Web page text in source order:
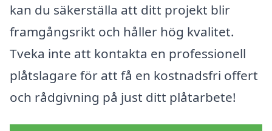
kan du säkerställa att ditt projekt blir
framgångsrikt och håller hög kvalitet.
Tveka inte att kontakta en professionell
plåtslagare för att få en kostnadsfri offert
och rådgivning på just ditt plåtarbete!